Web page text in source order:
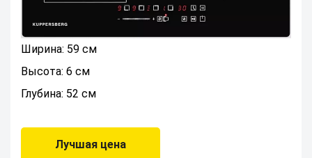
Ширина: 59 см
Высота: 6 см
Глубина: 52 см
Лучшая цена